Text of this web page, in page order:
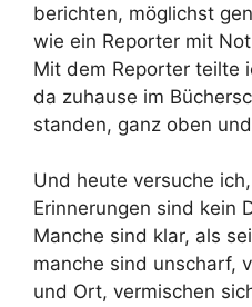
berichten, möglichst
wie ein Reporter mit
Mit dem Reporter teilte
da zuhause im
standen, ganz oben
Und heute versuche
Erinnerungen sind kein
Manche sind klar, als
manche sind unscharf,
und Ort, vermischen